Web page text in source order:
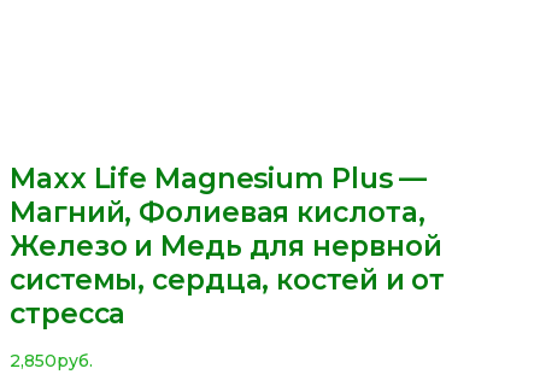
Maxx Life Magnesium Plus —
Магний, Фолиевая кислота,
Железо и Медь для нервной
системы, сердца, костей и от
стресса
2,850руб.